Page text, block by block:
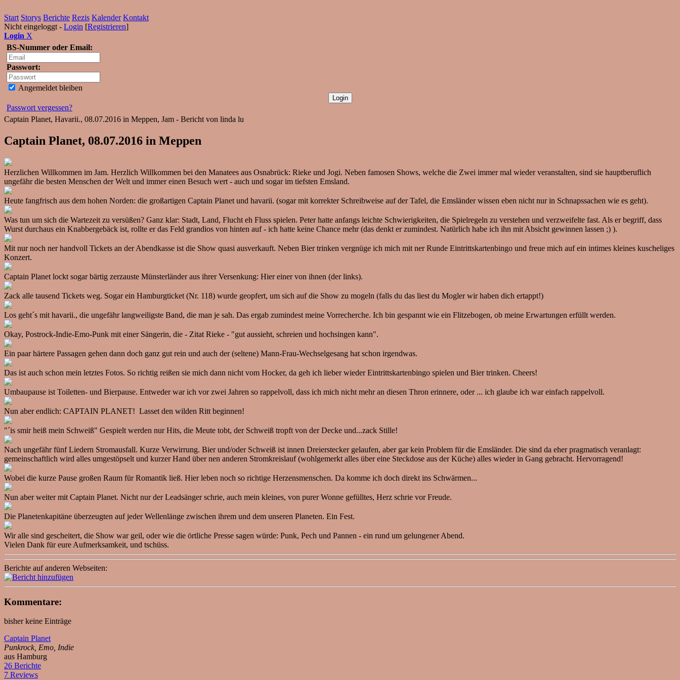
Start Storys Berichte Rezis Kalender Kontakt
Nicht eingeloggt - Login [Registrieren]
Login X
BS-Nummer oder Email:
Passwort:
Angemeldet bleiben
Passwort vergessen?
Captain Planet, Havarii., 08.07.2016 in Meppen, Jam - Bericht von linda lu
Captain Planet, 08.07.2016 in Meppen
Herzlichen Willkommen im Jam. Herzlich Willkommen bei den Manatees aus Osnabrück: Rieke und Jogi. Neben famosen Shows, welche die Zwei immer mal wieder veranstalten, sind sie hauptberuflich
ungefähr die besten Menschen der Welt und immer einen Besuch wert - auch und sogar im tiefsten Emsland.
Heute fangfrisch aus dem hohen Norden: die großartigen Captain Planet und havarii. (sogar mit korrekter Schreibweise auf der Tafel, die Emsländer wissen eben nicht nur in Schnapssachen wie es geht).
Was tun um sich die Wartezeit zu versüßen? Ganz klar: Stadt, Land, Flucht eh Fluss spielen. Peter hatte anfangs leichte Schwierigkeiten, die Spielregeln zu verstehen und verzweifelte fast. Als er begriff, dass
Wurst durchaus ein Knabbergebäck ist, rollte er das Feld grandios von hinten auf - ich hatte keine Chance mehr (das denkt er zumindest. Natürlich habe ich ihn mit Absicht gewinnen lassen ;) ).
Mit nur noch ner handvoll Tickets an der Abendkasse ist die Show quasi ausverkauft. Neben Bier trinken vergnüge ich mich mit ner Runde Eintrittskartenbingo und freue mich auf ein intimes kleines kuscheliges
Konzert.
Captain Planet lockt sogar bärtig zerzauste Münsterländer aus ihrer Versenkung: Hier einer von ihnen (der links).
Zack alle tausend Tickets weg. Sogar ein Hamburgticket (Nr. 118) wurde geopfert, um sich auf die Show zu mogeln (falls du das liest du Mogler wir haben dich ertappt!)
Los geht´s mit havarii., die ungefähr langweiligste Band, die man je sah. Das ergab zumindest meine Vorrecherche. Ich bin gespannt wie ein Flitzebogen, ob meine Erwartungen erfüllt werden.
Okay, Postrock-Indie-Emo-Punk mit einer Sängerin, die - Zitat Rieke - "gut aussieht, schreien und hochsingen kann".
Ein paar härtere Passagen gehen dann doch ganz gut rein und auch der (seltene) Mann-Frau-Wechselgesang hat schon irgendwas.
Das ist auch schon mein letztes Fotos. So richtig reißen sie mich dann nicht vom Hocker, da geh ich lieber wieder Eintrittskartenbingo spielen und Bier trinken. Cheers!
Umbaupause ist Toiletten- und Bierpause. Entweder war ich vor zwei Jahren so rappelvoll, dass ich mich nicht mehr an diesen Thron erinnere, oder ... ich glaube ich war einfach rappelvoll.
Nun aber endlich: CAPTAIN PLANET! Lasset den wilden Ritt beginnen!
"´is smir heiß mein Schweiß" Gespielt werden nur Hits, die Meute tobt, der Schweiß tropft von der Decke und...zack Stille!
Nach ungefähr fünf Liedern Stromausfall. Kurze Verwirrung. Bier und/oder Schweiß ist innen Dreierstecker gelaufen, aber gar kein Problem für die Emsländer. Die sind da eher pragmatisch veranlagt:
gemeinschaftlich wird alles umgestöpselt und kurzer Hand über nen anderen Stromkreislauf (wohlgemerkt alles über eine Steckdose aus der Küche) alles wieder in Gang gebracht. Hervorragend!
Wobei die kurze Pause großen Raum für Romantik ließ. Hier leben noch so richtige Herzensmenschen. Da komme ich doch direkt ins Schwärmen...
Nun aber weiter mit Captain Planet. Nicht nur der Leadsänger schrie, auch mein kleines, von purer Wonne gefülltes, Herz schrie vor Freude.
Die Planetenkapitäne überzeugten auf jeder Wellenlänge zwischen ihrem und dem unseren Planeten. Ein Fest.
Wir alle sind gescheitert, die Show war geil, oder wie die örtliche Presse sagen würde: Punk, Pech und Pannen - ein rund um gelungener Abend.
Vielen Dank für eure Aufmerksamkeit, und tschüss.
Berichte auf anderen Webseiten:
Kommentare:
bisher keine Einträge
Captain Planet
Punkrock, Emo, Indie
aus Hamburg
26 Berichte
7 Reviews